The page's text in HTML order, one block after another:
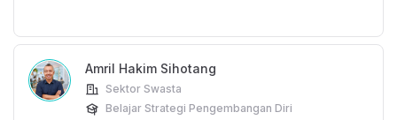
Amril Hakim Sihotang
Sektor Swasta
Belajar Strategi Pengembangan Diri